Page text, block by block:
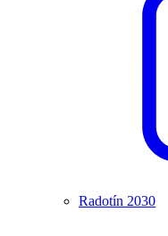
Radotín 2030